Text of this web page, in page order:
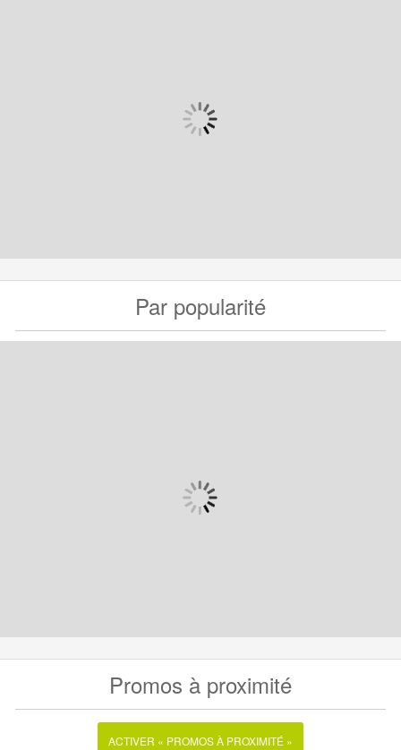
Par popularité
Promos à proximité
ACTIVER « PROMOS À PROXIMITÉ »